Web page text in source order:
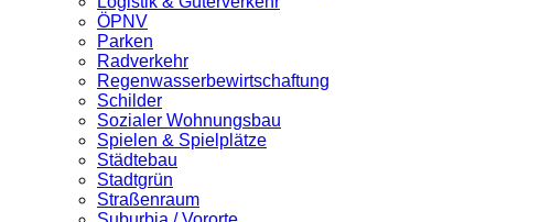
ÖPNV
Parken
Radverkehr
Regenwasserbewirtschaftung
Schilder
Sozialer Wohnungsbau
Spielen & Spielplätze
Städtebau
Stadtgrün
Straßenraum